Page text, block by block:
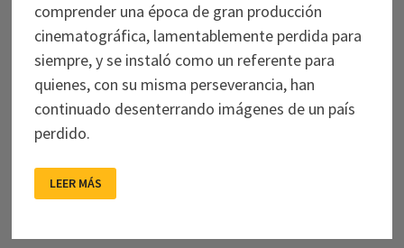
comprender una época de gran producción
cinematográfica, lamentablemente perdida para
siempre, y se instaló como un referente para
quienes, con su misma perseverancia, han
continuado desenterrando imágenes de un país
perdido.
RECUPERACIÓN
DE
VISUAL
LEER MÁS